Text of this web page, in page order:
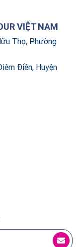
VIỆT NAM
Thọ, Phường
Điền, Huyện